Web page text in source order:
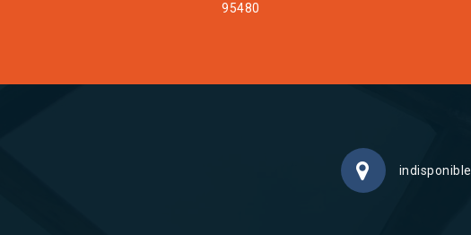
95480
indisponible